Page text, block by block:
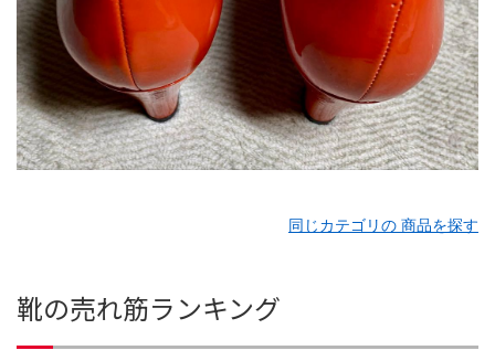
同じカテゴリの 商品を探す
靴の売れ筋ランキング